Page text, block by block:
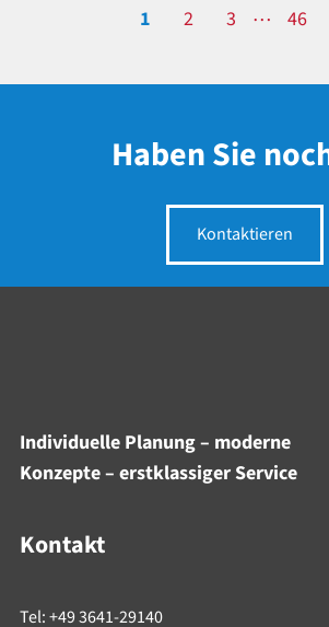
1 2 3 … 46
Haben Sie
Kontaktieren
Individuelle Planung – moderne
Konzepte – erstklassiger Service
Kontakt
Tel: +49 3641-29140